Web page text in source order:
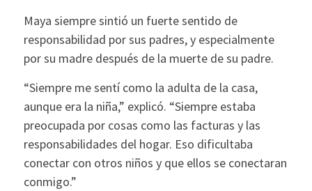
Maya siempre sintió un fuerte sentido de
responsabilidad por sus padres, y especialmente
por su madre después de la muerte de su padre.
“Siempre me sentí como la adulta de la casa,
aunque era la niña,” explicó. “Siempre estaba
preocupada por cosas como las facturas y las
responsabilidades del hogar. Eso dificultaba
conectar con otros niños y que ellos se conectaran
conmigo.”